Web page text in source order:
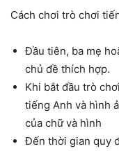
Cách chơi trò chơi
Đầu tiên, ba mẹ
chủ đề thích hợp.
Khi bắt đầu trò
tiếng Anh và hình
của chữ và hình
Đến thời gian quy